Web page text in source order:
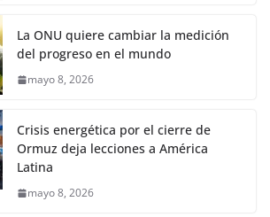
La ONU quiere cambiar la medición
del progreso en el mundo
mayo 8, 2026
Crisis energética por el cierre de
Ormuz deja lecciones a América
Latina
mayo 8, 2026